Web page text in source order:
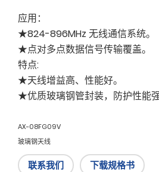
应用：
★824-896MHz 无线通信系统。
★点对多点数据信号传输覆盖。
特点:
★天线增益高、性能好。
★优质玻璃钢管封装，防护性能
AX-08FG09V
玻璃钢天线
联系我们 下载规格书